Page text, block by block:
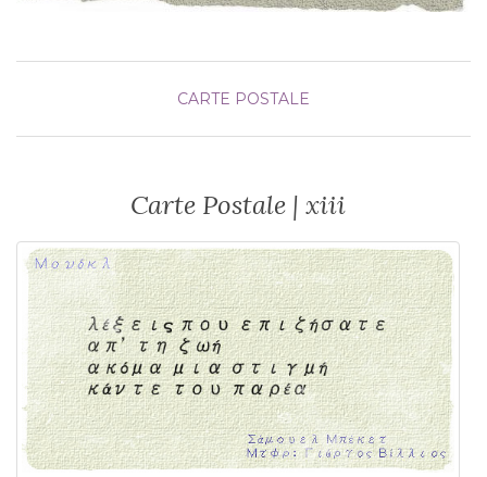
CARTE POSTALE
Carte Postale | xiii